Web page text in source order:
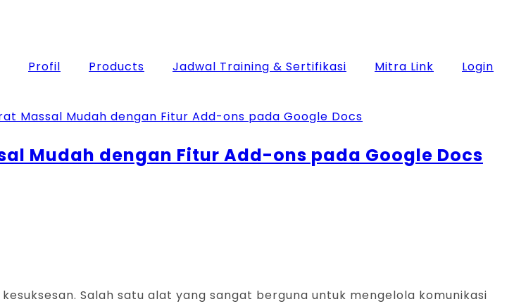
Profil Products Jadwal Training & Sertifikasi Mitra Link
Login
Mudah dengan Fitur Add-ons pada Google Docs
Salah satu alat yang sangat berguna untuk mengelola komunikasi